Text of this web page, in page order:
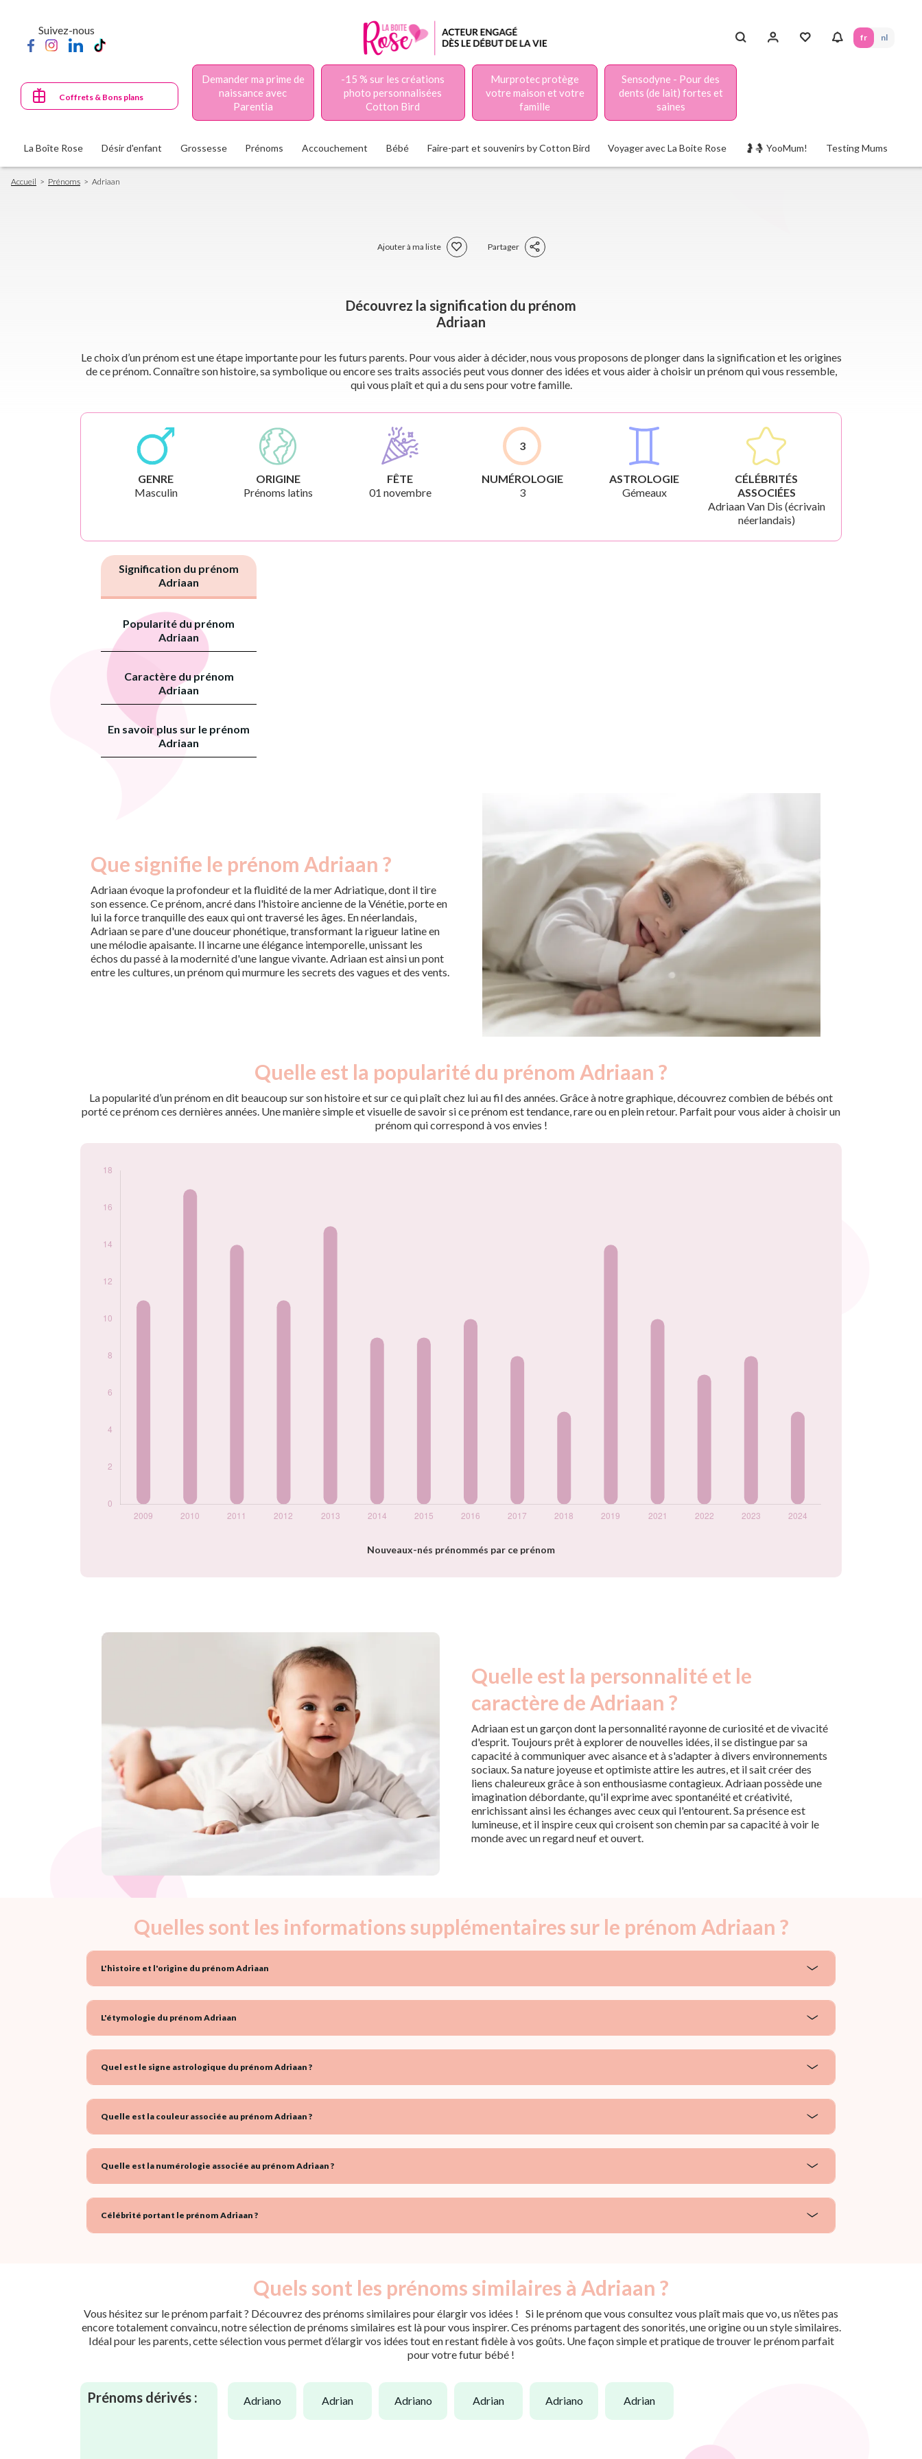
principal
Suivez-nous
fr nl
Coffrets & Bons plans
Demander ma prime de
naissance avec
Parentia
-15 % sur les créations
photo personnalisées
Cotton Bird
Murprotec protège
votre maison et votre
famille
Sensodyne - Pour des
dents (de lait) fortes et
saines
La Boîte Rose Désir d'enfant Grossesse Prénoms Accouchement Bébé Faire-part et souvenirs by Cotton Bird Voyager avec La Boite Rose 🤰🤱 YooMum! Testing Mums
Fil
d'Ariane
Accueil Prénoms Adriaan
Ajouter à ma liste Partager
Découvrez la signification du prénom
Adriaan
Le choix d’un prénom est une étape importante pour les futurs parents. Pour vous aider à décider, nous vous proposons de plonger dans la signification et les origines
de ce prénom. Connaître son histoire, sa symbolique ou encore ses traits associés peut vous donner des idées et vous aider à choisir un prénom qui vous ressemble,
qui vous plaît et qui a du sens pour votre famille.
GENRE
Masculin
ORIGINE
Prénoms latins
FÊTE
01 novembre
3
NUMÉROLOGIE
3
ASTROLOGIE
Gémeaux
CÉLÉBRITÉS
ASSOCIÉES
Adriaan Van Dis (écrivain
néerlandais)
Signification du prénom
Adriaan
Popularité du prénom
Adriaan
Caractère du prénom
Adriaan
En savoir plus sur le prénom
Adriaan
Que signifie le prénom Adriaan ?
Adriaan évoque la profondeur et la fluidité de la mer Adriatique, dont il tire
son essence. Ce prénom, ancré dans l'histoire ancienne de la Vénétie, porte en
lui la force tranquille des eaux qui ont traversé les âges. En néerlandais,
Adriaan se pare d'une douceur phonétique, transformant la rigueur latine en
une mélodie apaisante. Il incarne une élégance intemporelle, unissant les
échos du passé à la modernité d'une langue vivante. Adriaan est ainsi un pont
entre les cultures, un prénom qui murmure les secrets des vagues et des vents.
Quelle est la popularité du prénom Adriaan ?
La popularité d’un prénom en dit beaucoup sur son histoire et sur ce qui plaît chez lui au fil des années. Grâce à notre graphique, découvrez combien de bébés ont
porté ce prénom ces dernières années. Une manière simple et visuelle de savoir si ce prénom est tendance, rare ou en plein retour. Parfait pour vous aider à choisir un
prénom qui correspond à vos envies !
Nouveaux-nés prénommés par ce prénom
par année
2009
11
2010
17
2014
9
2019
2022
Quelle est la personnalité et le
caractère de Adriaan ?
Adriaan est un garçon dont la personnalité rayonne de curiosité et de vivacité
d'esprit. Toujours prêt à explorer de nouvelles idées, il se distingue par sa
capacité à communiquer avec aisance et à s'adapter à divers environnements
sociaux. Sa nature joyeuse et optimiste attire les autres, et il sait créer des
liens chaleureux grâce à son enthousiasme contagieux. Adriaan possède une
imagination débordante, qu'il exprime avec spontanéité et créativité,
enrichissant ainsi les échanges avec ceux qui l'entourent. Sa présence est
lumineuse, et il inspire ceux qui croisent son chemin par sa capacité à voir le
monde avec un regard neuf et ouvert.
Quelles sont les informations supplémentaires sur le prénom Adriaan ?
L'histoire et l'origine du prénom Adriaan
L'étymologie du prénom Adriaan
Quel est le signe astrologique du prénom Adriaan ?
Quelle est la couleur associée au prénom Adriaan ?
Quelle est la numérologie associée au prénom Adriaan ?
Célébrité portant le prénom Adriaan ?
Quels sont les prénoms similaires à Adriaan ?
Vous hésitez sur le prénom parfait ? Découvrez des prénoms similaires pour élargir vos idées ! Si le prénom que vous consultez vous plaît mais que vo, us n’êtes pas
encore totalement convaincu, notre sélection de prénoms similaires est là pour vous inspirer. Ces prénoms partagent des sonorités, une origine ou un style similaires.
Idéal pour les parents, cette sélection vous permet d’élargir vos idées tout en restant fidèle à vos goûts. Une façon simple et pratique de trouver le prénom parfait
pour votre futur bébé !
Prénoms dérivés : adriano adrian adriano adrian adriano adrian